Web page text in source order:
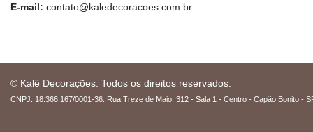
E-mail: contato@kaledecoracoes.com.br
© Kalê Decorações. Todos os direitos reservados.
CNPJ: 18.366.167/0001-36. Rua Treze de Maio, 312 - Sala 1 - Centro - Capão Bonito -